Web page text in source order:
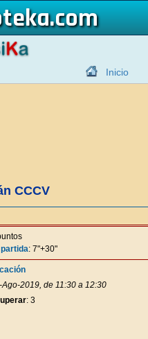
Inicio
CCCV
: 7"+30"
2019, de 11:30 a 12:30
: 3